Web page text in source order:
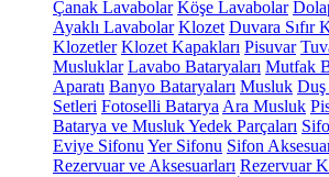
Çanak Lavabolar Köşe Lavabolar
Ayaklı Lavabolar Klozet Duvara Sıfır
Klozetler Klozet Kapakları Pisuvar
Musluklar Lavabo Bataryaları Mutfak
Aparatı Banyo Bataryaları Musluk Duş
Setleri Fotoselli Batarya Ara Musluk
Batarya ve Musluk Yedek Parçaları
Eviye Sifonu Yer Sifonu Sifon
Rezervuar ve Aksesuarları Rezervuar